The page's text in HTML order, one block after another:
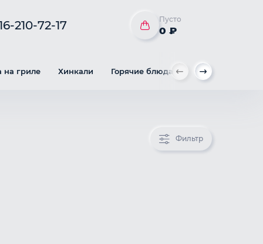
210-72-17 Пусто
0 ₽
на гриле Хинкали Горячие блюда Гарнир
Фильтр